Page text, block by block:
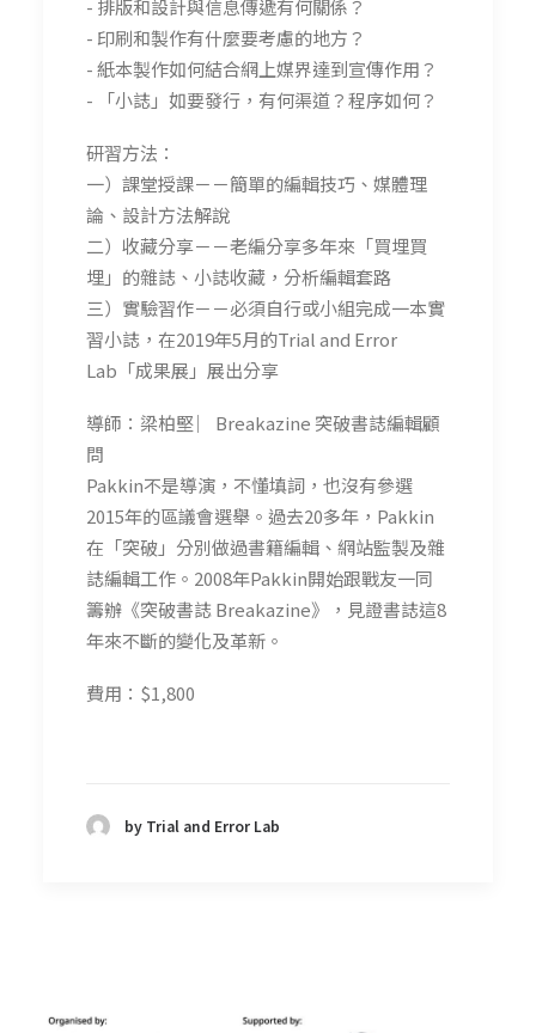
- 排版和設計與信息傳遞有何關係？
- 印刷和製作有什麼要考慮的地方？
- 紙本製作如何結合網上媒界達到宣傳作用？
- 「小誌」如要發行，有何渠道？程序如何？
研習方法：
一）課堂授課－－簡單的編輯技巧、媒體理
論、設計方法解說
二）收藏分享－－老編分享多年來「買埋買
埋」的雜誌、小誌收藏，分析編輯套路
三）實驗習作－－必須自行或小組完成一本實
習小誌，在2019年5月的Trial and Error
Lab「成果展」展出分享
導師：梁柏堅 ︳Breakazine 突破書誌編輯顧
問
Pakkin不是導演，不懂填詞，也沒有參選
2015年的區議會選舉。過去20多年，Pakkin
在「突破」分別做過書籍編輯、網站監製及雜
誌編輯工作。2008年Pakkin開始跟戰友一同
籌辦《突破書誌 Breakazine》，見證書誌這8
年來不斷的變化及革新。
費用：$1,800
by Trial and Error Lab